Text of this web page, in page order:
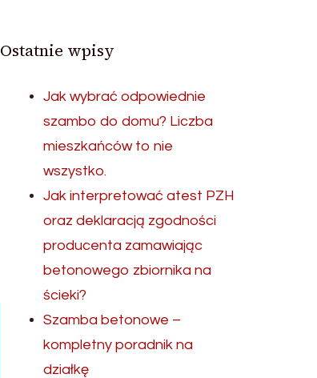
Ostatnie wpisy
Jak wybrać odpowiednie
szambo do domu? Liczba
mieszkańców to nie
wszystko.
Jak interpretować atest PZH
oraz deklaracją zgodności
producenta zamawiając
betonowego zbiornika na
ścieki?
Szamba betonowe –
kompletny poradnik na
działkę